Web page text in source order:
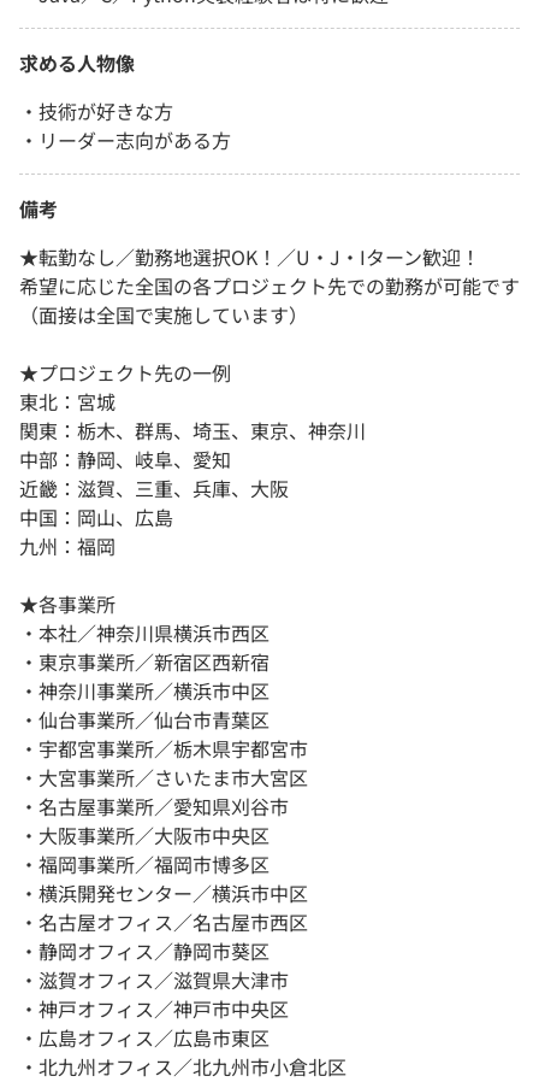
求める人物像
・技術が好きな方
・リーダー志向がある方
備考
★転勤なし／勤務地選択OK！／U・J・Iターン歓迎！
希望に応じた全国の各プロジェクト先での勤務が可能です
（面接は全国で実施しています）
★プロジェクト先の一例
東北：宮城
関東：栃木、群馬、埼玉、東京、神奈川
中部：静岡、岐阜、愛知
近畿：滋賀、三重、兵庫、大阪
中国：岡山、広島
九州：福岡
★各事業所
・本社／神奈川県横浜市西区
・東京事業所／新宿区西新宿
・神奈川事業所／横浜市中区
・仙台事業所／仙台市青葉区
・宇都宮事業所／栃木県宇都宮市
・大宮事業所／さいたま市大宮区
・名古屋事業所／愛知県刈谷市
・大阪事業所／大阪市中央区
・福岡事業所／福岡市博多区
・横浜開発センター／横浜市中区
・名古屋オフィス／名古屋市西区
・静岡オフィス／静岡市葵区
・滋賀オフィス／滋賀県大津市
・神戸オフィス／神戸市中央区
・広島オフィス／広島市東区
・北九州オフィス／北九州市小倉北区